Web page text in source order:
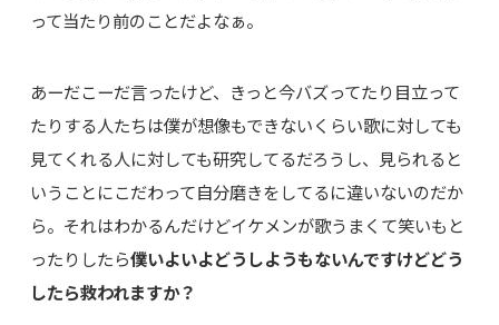
って当たり前のことだよなぁ。
あーだこーだ言ったけど、きっと今バズってたり目立って
たりする人たちは僕が想像もできないくらい歌に対しても
見てくれる人に対しても研究してるだろうし、見られると
いうことにこだわって自分磨きをしてるに違いないのだか
ら。それはわかるんだけどイケメンが歌うまくて笑いもと
ったりしたら僕いよいよどうしようもないんですけどどう
したら救われますか？